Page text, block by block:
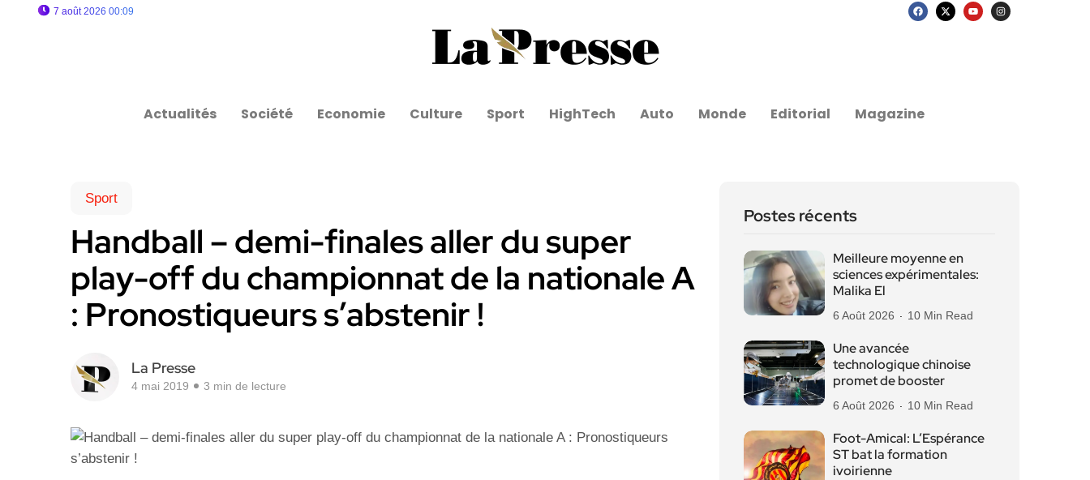
7 août 2026 00:09
Actualités Société Economie Culture Sport HighTech Auto Monde Editorial Magazine
Sport
Handball – demi-finales aller du super
play-off du championnat de la nationale A
: Pronostiqueurs s’abstenir !
La Presse
4 mai 2019 3 min de lecture
Postes récents
Meilleure moyenne en
sciences expérimentales:
Malika El
6 Août 2026 10 Min Read
Une avancée
technologique chinoise
promet de booster
6 Août 2026 10 Min Read
Foot-Amical: L’Espérance
ST bat la formation
ivoirienne